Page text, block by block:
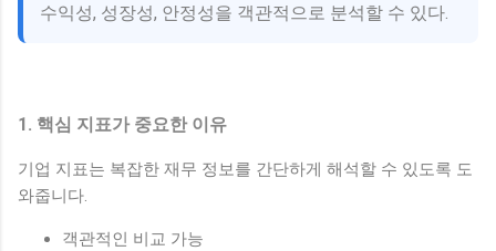
수익성, 성장성, 안정성을 객관적으로 분석할 수 있다.
1. 핵심 지표가 중요한 이유
기업 지표는 복잡한 재무 정보를 간단하게 해석할 수 있도록 도
와줍니다.
객관적인 비교 가능